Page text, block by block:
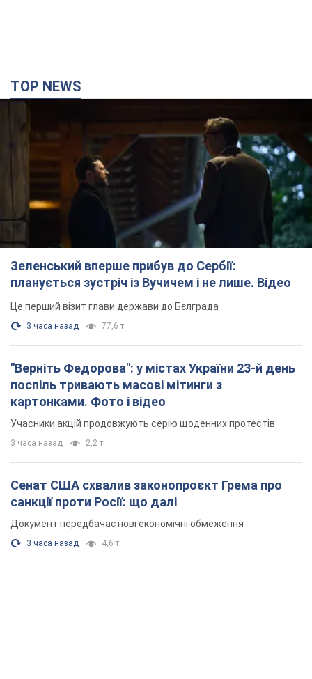
Зеленський вперше прибув до Сербії:
планується зустріч із Вучичем і не лише. Відео
Це перший візит глави держави до Бєлграда
3 часа назад 77,6 т.
"Верніть Федорова": у містах України 23-й день
поспіль тривають масові мітинги з
картонками. Фото і відео
Учасники акцій продовжують серію щоденних протестів
3 часа назад 2,2 т.
Сенат США схвалив законопроєкт Грема про
санкції проти Росії: що далі
Документ передбачає нові економічні обмеження
3 часа назад 4,6 т.